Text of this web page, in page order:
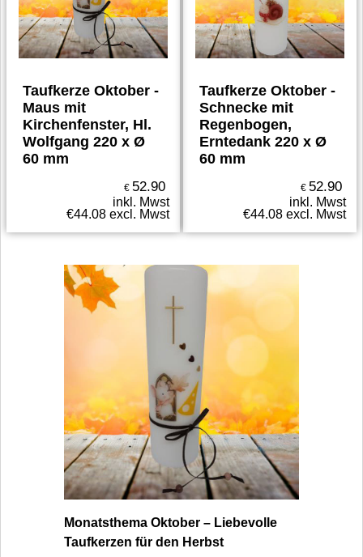
Taufkerze Oktober -
Maus mit
Kirchenfenster, Hl.
Wolfgang 220 x Ø
60 mm
€ 52.90
inkl. Mwst
€44.08 excl. Mwst
Taufkerze Oktober -
Schnecke mit
Regenbogen,
Erntedank 220 x Ø
60 mm
€ 52.90
inkl. Mwst
€44.08 excl. Mwst
Monatsthema Oktober – Liebevolle
Taufkerzen für den Herbst